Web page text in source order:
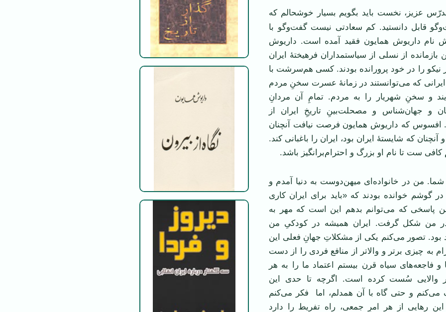
عزیز، نخست باید بگویم بسیار خوشحالم که
قابل دانستید. کم سعادتی نیست گفت‌وگو با
نام داریوش همایون فقید آمده است. داریوش
بازمانده از نسلی از سیاستمداران فرهیختهٔ ایران
نیکو را در خود پرورانده بودند. کسی هم‌سرشت با
که می‌توانستند در زمانهٔ عسرت سخنِ مردم
و سخنِ شهریار را به مردم. تمامِ آن مردانِ
و جهان‌شناس و مصحلت‌بینِ تاریخِ ایران از
افسوس که داریوش همایون فرصت نیافت آنچنان
آنچنان که شایستهٔ ایران بود، ایران را باغبانی کند.
ست تا نام او بزرگ و احترام‌برانگیز باشد.
من در خانواده‌ای میهن‌دوست به دنیا آمدم و
گوشم خوانده بودند که «باید برای ایران کاری
پاسخی که می‌توانم بدهم این است که مهر به
در من شکل گرفت. ایران همیشه در کودکیِ من
بود. تصور می‌کنم یکی از مشکلاتِ جهانِ فعلی این
چیزی برتر و والاتر از منافع فردی را از دست
فاجعه‌های سیاه قرن بیستم اعتماد ما را به هر
والایی سُست کرده است. اگرچه تا حدی این
می‌کنم و حتی گاه با آن همدلم، اما فکر می‌کنم
رهایی از هر امرِ جمعی، راه تفریط را دارد